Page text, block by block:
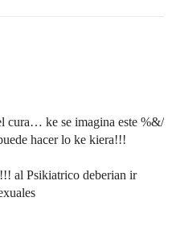
cura… ke se imagina este %&/
hacer lo ke kiera!!!
al Psikiatrico deberian ir